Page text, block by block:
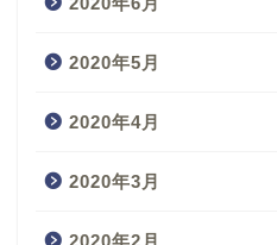
2020年5月
2020年4月
2020年3月
2020年2月